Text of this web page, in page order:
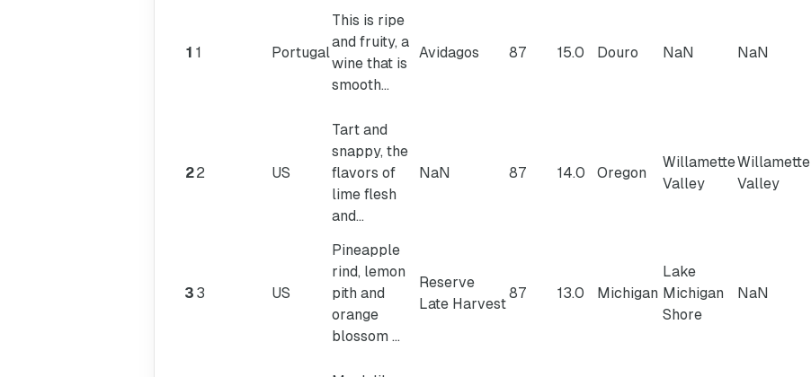
1 1 Portugal
This is ripe
and fruity, a
wine that is
smooth...
Avidagos 87 15.0 Douro NaN NaN
22 US
Tart and
snappy, the
flavors of
lime flesh
and...
NaN 87 14.0 Oregon
Willamette
Valley
Willamette
Valley
3 3 US
Pineapple
rind, lemon
pith and
orange
blossom ...
Reserve
Late Harvest
87 13.0 Michigan
Lake
Michigan
Shore
NaN